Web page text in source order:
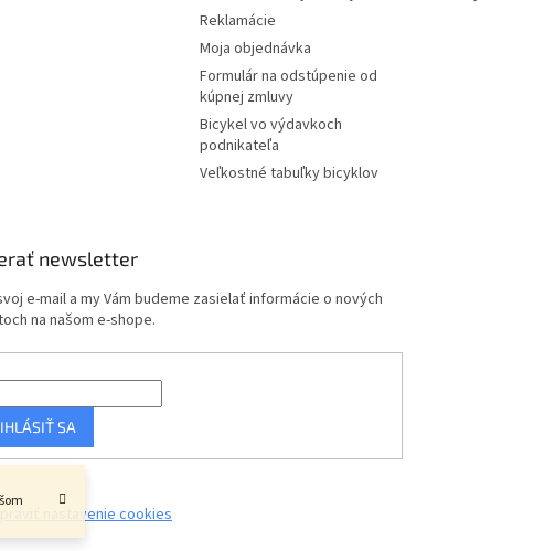
Reklamácie
Moja objednávka
Formulár na odstúpenie od
kúpnej zmluvy
Bicykel vo výdavkoch
podnikateľa
Veľkostné tabuľky bicyklov
newsletter
e-mail a my Vám budeme zasielať informácie o nových
na našom e-shope.
SA
Upraviť nastavenie cookies